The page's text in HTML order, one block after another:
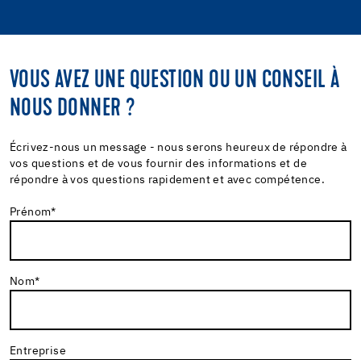
VOUS AVEZ UNE QUESTION OU UN CONSEIL À
NOUS DONNER ?
Écrivez-nous un message - nous serons heureux de répondre à
vos questions et de vous fournir des informations et de
répondre à vos questions rapidement et avec compétence.
Prénom*
Nom*
Entreprise